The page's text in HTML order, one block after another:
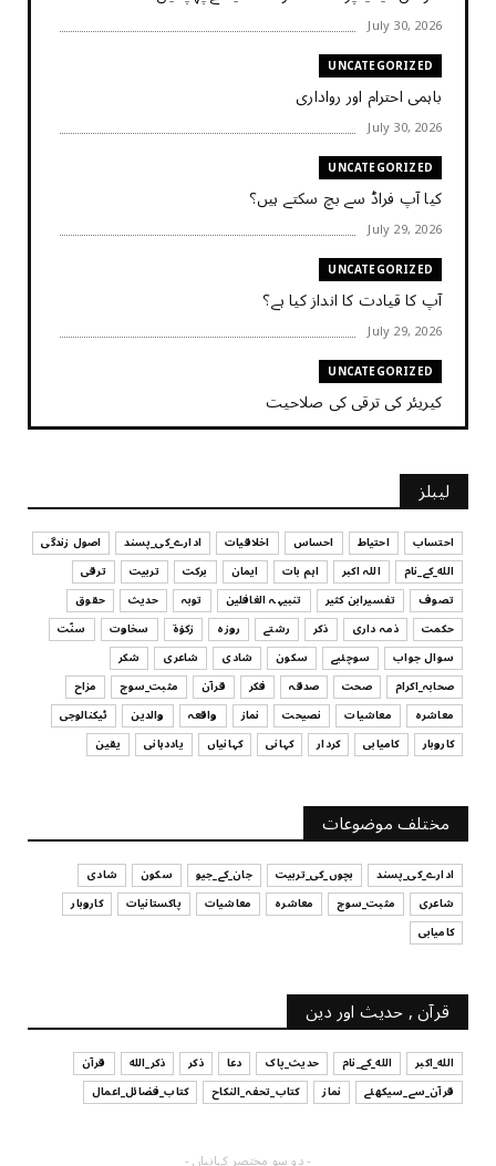
July 30, 2026
UNCATEGORIZED
باہمی احترام اور رواداری
July 30, 2026
UNCATEGORIZED
کیا آپ فراڈ سے بچ سکتے ہیں؟
July 29, 2026
UNCATEGORIZED
آپ کا قیادت کا انداز کیا ہے؟
July 29, 2026
UNCATEGORIZED
کیریئر کی ترقی کی صلاحیت
July 29, 2026
UNCATEGORIZED
کیا آپ اپنے باس کو مؤثر طریقے سے منظم کر رہے ہیں
July 29, 2026
UNCATEGORIZED
اس وقت آپ کا موڈ کیسا ہے؟
July 29, 2026
UNCATEGORIZED
قرض لینے اور دینے میں ہوشیاری
July 29, 2026
آپ کا فیصلہ کرنے کا انداز
July 29, 2026
لیبلز
احتساب احتیاط احساس اخلاقیات ادارے_کی_پسند
اصول زندگی
الله_کے_نام
اللہ اکبر اہم بات ایمان برکت تربیت
ترقی
تصوف
تفسیرابن کثیر تنبیہہ الغافلین توبہ حدیث
حقوق
حکمت
ذمہ داری ذکر رشتے روزہ زکوٰۃ سخاوت
سنّت
سوال جواب
سوچئیے سکون شادی شاعری
شکر
صحابہ_اکرام
صحت صدقہ فکر قرآن مثبت_سوچ
مزاح
معاشرہ
معاشیات نصیحت نماز واقعہ والدین
ٹیکنالوجی
کاروبار
کامیابی کردار کہانی کہانیاں یاددہانی یقین
مختلف موضوعات
ادارے_کی_پسند بچوں_کی_تربیت جان_کے_جیو سکون
شادی
شاعری
مثبت_سوچ معاشرہ معاشیات پاکستانیات
کاروبار
کامیابی
قرآن , حدیث اور دین
الله_اکبر الله_کے_نام حدیث_پاک دعا ذکر ذکر_الله
قرآن
قرآن_سے_سیکھئے
نماز کتاب_تحفہ_النکاح کتاب_فضائل_اعمال
- دو سو مختصر کہانیاں -